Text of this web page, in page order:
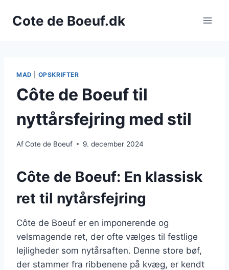
Cote de Boeuf.dk
MAD OPSKRIFTER
Côte de Boeuf til
nyttårsfejring med stil
AfCote de Boeuf 9. december 2024
Côte de Boeuf: En klassisk
ret til nytårsfejring
Côte de Boeuf er en imponerende og
velsmagende ret, der ofte vælges til festlige
lejligheder som nytårsaften. Denne store bøf,
der stammer fra ribbenene på kvæg, er kendt